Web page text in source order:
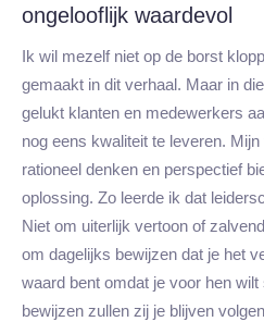
ongelooflijk waardevol
Ik wil mezelf niet op de borst
gemaakt in dit verhaal. Maar in
gelukt klanten en medewerkers
nog eens kwaliteit te leveren.
rationeel denken en perspectief
oplossing. Zo leerde ik dat
Niet om uiterlijk vertoon of
om dagelijks bewijzen dat je het
waard bent omdat je voor hen wilt
bewijzen zullen zij je blijven